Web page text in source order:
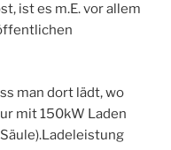
ist es m.E. vor allem
man dort lädt, wo
mit 150kW Laden